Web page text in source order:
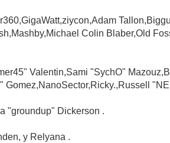
Colin Blaber,Old
Valentin,Sami "SychO"
Gomez,NanoSector,Ricky.,Russell
"groundup" Dickerson .
y Relyana .